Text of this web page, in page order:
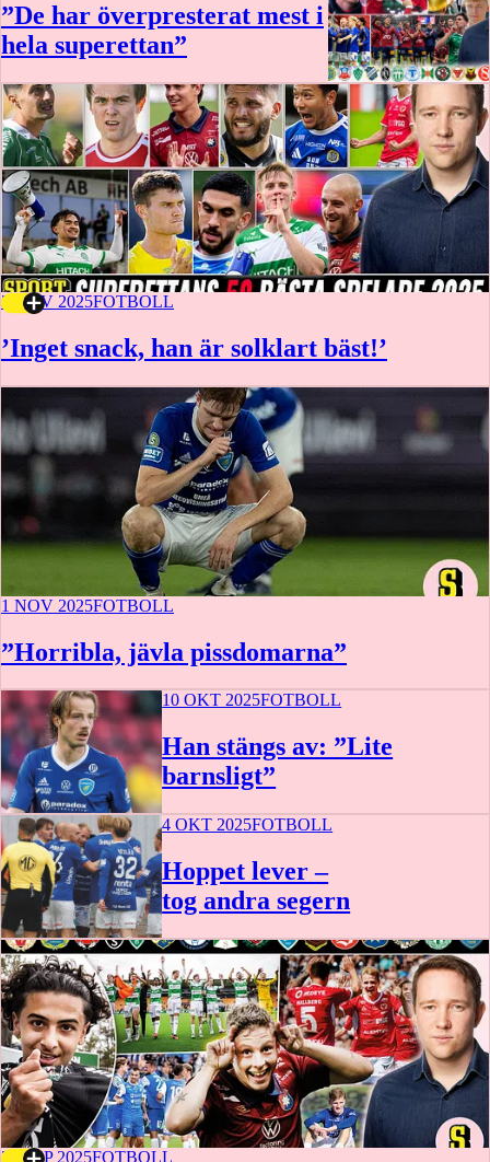
”De har överpresterat mest i
hela superettan”
3 NOV 2025FOTBOLL
’Inget snack, han är solklart bäst!’
1 NOV 2025FOTBOLL
”Horribla, jävla pissdomarna”
10 OKT 2025FOTBOLL
Han stängs av: ”Lite
barnsligt”
4 OKT 2025FOTBOLL
Hoppet lever –
tog andra segern
28 SEP 2025FOTBOLL